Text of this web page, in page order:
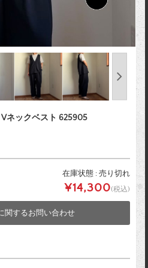
ネックベスト 625905
在庫状態 : 売り切れ
¥14,300(税込)
関するお問い合わせ